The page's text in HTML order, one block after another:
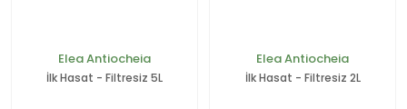
Elea Antiocheia
İlk Hasat - Filtresiz 5L
Elea Antiocheia
İlk Hasat - Filtresiz 2L